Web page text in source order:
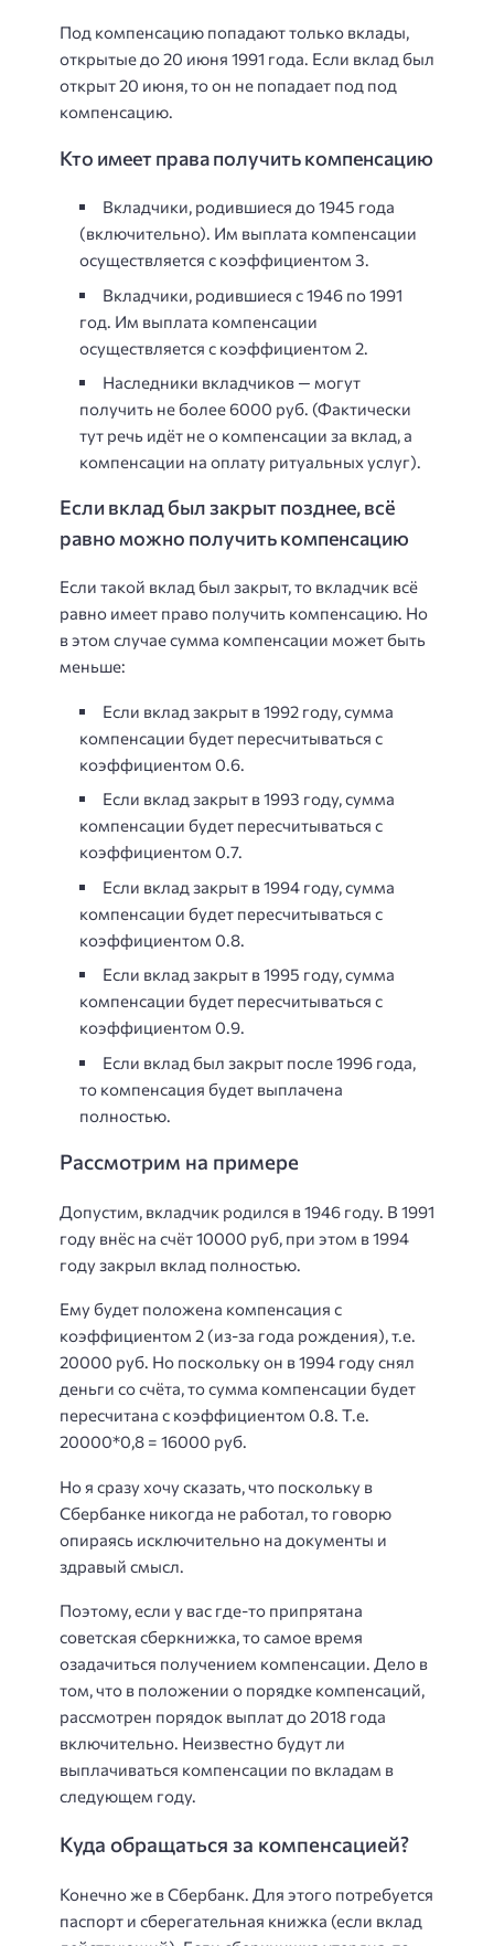
Под компенсацию попадают только вклады,
открытые до 20 июня 1991 года. Если вклад был
открыт 20 июня, то он не попадает под под
компенсацию.
Кто имеет права получить компенсацию
Вкладчики, родившиеся до 1945 года
(включительно). Им выплата компенсации
осуществляется с коэффициентом 3.
Вкладчики, родившиеся с 1946 по 1991
год. Им выплата компенсации
осуществляется с коэффициентом 2.
Наследники вкладчиков — могут
получить не более 6000 руб. (Фактически
тут речь идёт не о компенсации за вклад, а
компенсации на оплату ритуальных услуг).
Если вклад был закрыт позднее, всё
равно можно получить компенсацию
Если такой вклад был закрыт, то вкладчик всё
равно имеет право получить компенсацию. Но
в этом случае сумма компенсации может быть
меньше:
Если вклад закрыт в 1992 году, сумма
компенсации будет пересчитываться с
коэффициентом 0.6.
Если вклад закрыт в 1993 году, сумма
компенсации будет пересчитываться с
коэффициентом 0.7.
Если вклад закрыт в 1994 году, сумма
компенсации будет пересчитываться с
коэффициентом 0.8.
Если вклад закрыт в 1995 году, сумма
компенсации будет пересчитываться с
коэффициентом 0.9.
Если вклад был закрыт после 1996 года,
то компенсация будет выплачена
полностью.
Рассмотрим на примере
Допустим, вкладчик родился в 1946 году. В 1991
году внёс на счёт 10000 руб, при этом в 1994
году закрыл вклад полностью.
Ему будет положена компенсация с
коэффициентом 2 (из-за года рождения), т.е.
20000 руб. Но поскольку он в 1994 году снял
деньги со счёта, то сумма компенсации будет
пересчитана с коэффициентом 0.8. Т.е.
20000*0,8 = 16000 руб.
Но я сразу хочу сказать, что поскольку в
Сбербанке никогда не работал, то говорю
опираясь исключительно на документы и
здравый смысл.
Поэтому, если у вас где-то припрятана
советская сберкнижка, то самое время
озадачиться получением компенсации. Дело в
том, что в положении о порядке компенсаций,
рассмотрен порядок выплат до 2018 года
включительно. Неизвестно будут ли
выплачиваться компенсации по вкладам в
следующем году.
Куда обращаться за компенсацией?
Конечно же в Сбербанк. Для этого потребуется
паспорт и сберегательная книжка (если вклад